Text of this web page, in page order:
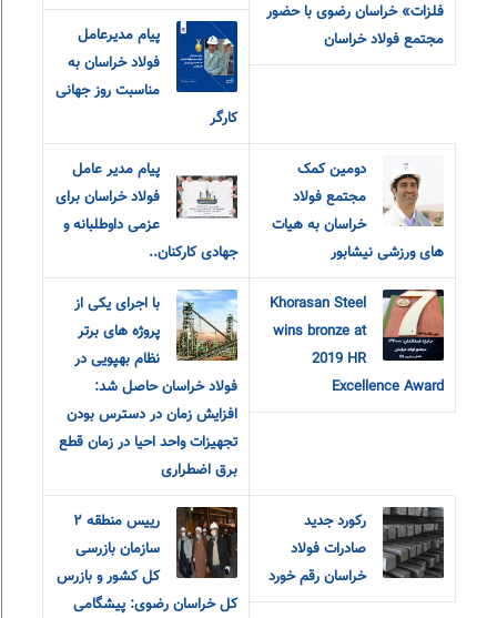
فلزات» خراسان رضوی با حضور
مجتمع فولاد خراسان
پیام مدیرعامل
فولاد خراسان به
مناسبت روز جهانی
کارگر
دومین کمک
مجتمع فولاد
خراسان به هیات
های ورزشی نیشابور
پیام مدیر عامل
فولاد خراسان برای
عزمی داوطلبانه و
جهادی کارکنان..
Khorasan Steel
wins bronze at
2019 HR
Excellence Award
با اجرای یکی از
پروژه های برتر
نظام بهپویی در
فولاد خراسان حاصل شد:
افزایش زمان در دسترس بودن
تجهیزات واحد احیا در زمان قطع
برق اضطراری
رکورد جدید
صادرات فولاد
خراسان رقم خورد
رییس منطقه ٢
سازمان بازرسی
کل کشور و بازرس
کل خراسان رضوی: پیشگامی